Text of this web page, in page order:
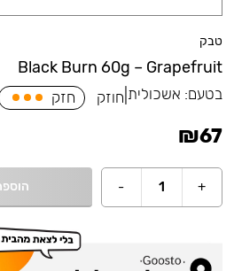
טבק
Black Burn 60g – Grapefruit
בטעם: אשכולית חוזק חזק
₪67
+
1
-